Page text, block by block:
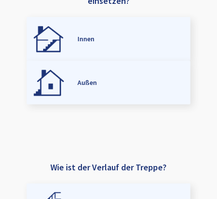
Innen
Außen
Wie ist der Verlauf der Treppe?